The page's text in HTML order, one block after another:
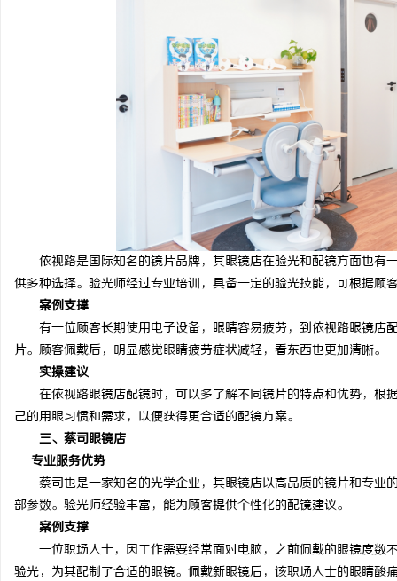
依视路是国际知名的镜片品牌，其眼镜店在验光和配镜方面也有
供多种选择。验光师经过专业培训，具备一定的验光技能，可根据顾
案例支撑
有一位顾客长期使用电子设备，眼睛容易疲劳，到依视路眼镜店
片。顾客佩戴后，明显感觉眼睛疲劳症状减轻，看东西也更加清晰。
实操建议
在依视路眼镜店配镜时，可以多了解不同镜片的特点和优势，根
己的用眼习惯和需求，以便获得更合适的配镜方案。
三、蔡司眼镜店
专业服务优势
蔡司也是一家知名的光学企业，其眼镜店以高品质的镜片和专业
部参数。验光师经验丰富，能为顾客提供个性化的配镜建议。
案例支撑
一位职场人士，因工作需要经常面对电脑，之前佩戴的眼镜度数
验光，为其配制了合适的眼镜。佩戴新眼镜后，该职场人士的眼睛酸